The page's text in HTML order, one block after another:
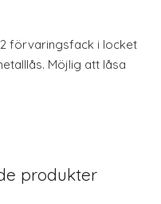
förvaringsfack i locket
Möjlig att låsa
produkter